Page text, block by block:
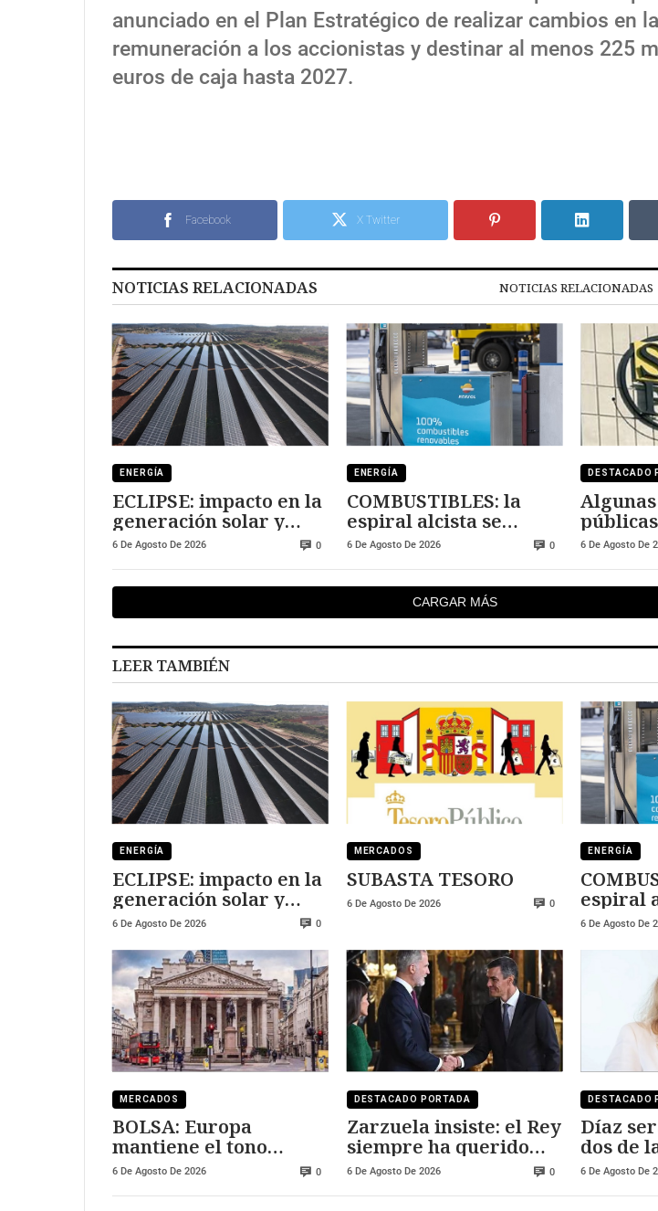
anunciado en el Plan Estratégico de realizar cambios en
remuneración a los accionistas y destinar al menos 225
euros de caja hasta 2027.
Facebook X Twitter
NOTICIAS RELACIONADAS NOTICIAS RELACIONADAS
ENERGÍA
ECLIPSE: impacto en la
generación solar y
fotovoltaica
6 De Agosto De 2026 0
ENERGÍA
COMBUSTIBLES: la
espiral alcista se
mantiene
6 De Agosto De 2026 0
DESTACADO
6 De Agosto De
CARGAR MÁS
LEER TAMBIÉN
ENERGÍA
ECLIPSE: impacto en la
generación solar y
fotovoltaica
6 De Agosto De 2026 0
MERCADOS
SUBASTA TESORO
6 De Agosto De 2026 0
ENERGÍA
espiral
6 De Agosto De
MERCADOS
BOLSA: Europa
mantiene el tono
positivo
6 De Agosto De 2026 0
DESTACADO PORTADA
Zarzuela insiste: el Rey
siempre ha querido
visitar Ceuta y Melilla
6 De Agosto De 2026 0
DESTACADO
Díaz
dos de
salario
6 De Agosto De